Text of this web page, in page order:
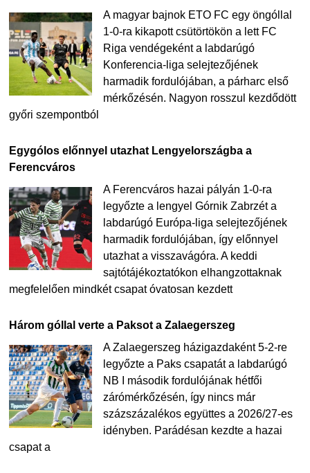
A magyar bajnok ETO FC egy öngóllal
1-0-ra kikapott csütörtökön a lett FC
Riga vendégeként a labdarúgó
Konferencia-liga selejtezőjének
harmadik fordulójában, a párharc első
mérkőzésén. Nagyon rosszul kezdődött
győri szempontból
Egygólos előnnyel utazhat Lengyelországba a
Ferencváros
A Ferencváros hazai pályán 1-0-ra
legyőzte a lengyel Górnik Zabrzét a
labdarúgó Európa-liga selejtezőjének
harmadik fordulójában, így előnnyel
utazhat a visszavágóra. A keddi
sajtótájékoztatókon elhangzottaknak
megfelelően mindkét csapat óvatosan kezdett
Három góllal verte a Paksot a Zalaegerszeg
A Zalaegerszeg házigazdaként 5-2-re
legyőzte a Paks csapatát a labdarúgó
NB I második fordulójának hétfői
zárómérkőzésén, így nincs már
százszázalékos együttes a 2026/27-es
idényben. Parádésan kezdte a hazai
csapat a